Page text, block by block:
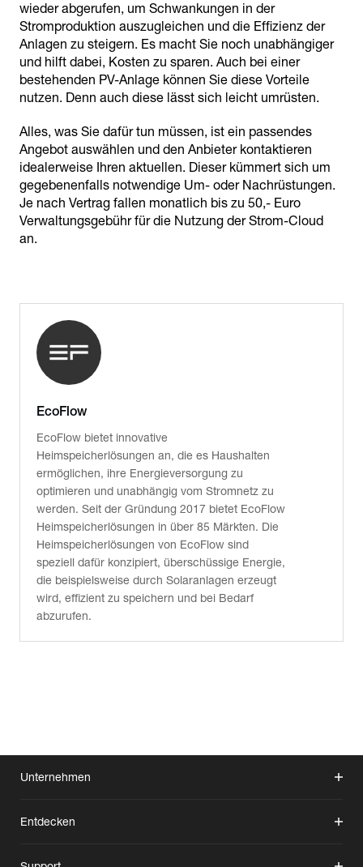
wieder abgerufen, um Schwankungen in der
Stromproduktion auszugleichen und die Effizienz der
Anlagen zu steigern. Es macht Sie noch unabhängiger
und hilft dabei, Kosten zu sparen. Auch bei einer
bestehenden PV-Anlage können Sie diese Vorteile
nutzen. Denn auch diese lässt sich leicht umrüsten.
Alles, was Sie dafür tun müssen, ist ein passendes
Angebot auswählen und den Anbieter kontaktieren
idealerweise Ihren aktuellen. Dieser kümmert sich um
gegebenenfalls notwendige Um- oder Nachrüstungen.
Je nach Vertrag fallen monatlich bis zu 50,- Euro
Verwaltungsgebühr für die Nutzung der Strom-Cloud
an.
EcoFlow
EcoFlow bietet innovative
Heimspeicherlösungen an, die es Haushalten
ermöglichen, ihre Energieversorgung zu
optimieren und unabhängig vom Stromnetz zu
werden. Seit der Gründung 2017 bietet EcoFlow
Heimspeicherlösungen in über 85 Märkten. Die
Heimspeicherlösungen von EcoFlow sind
speziell dafür konzipiert, überschüssige Energie,
die beispielsweise durch Solaranlagen erzeugt
wird, effizient zu speichern und bei Bedarf
abzurufen.
Unternehmen
Entdecken